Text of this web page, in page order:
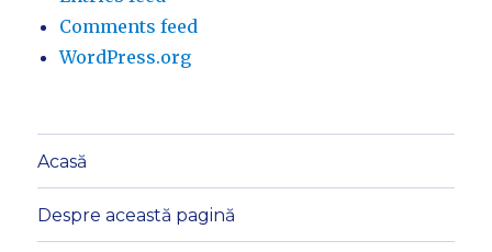
Comments feed
WordPress.org
Acasă
Despre această pagină